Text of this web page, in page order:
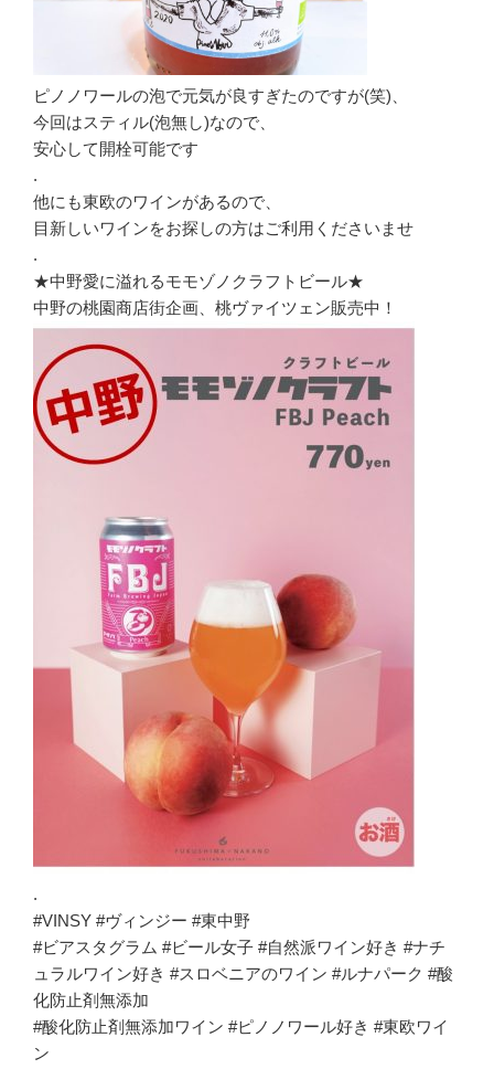
ピノノワールの泡で元気が良すぎたのですが(笑)、
今回はスティル(泡無し)なので、
安心して開栓可能です
.
他にも東欧のワインがあるので、
目新しいワインをお探しの方はご利用くださいませ
.
★中野愛に溢れるモモゾノクラフトビール★
中野の桃園商店街企画、桃ヴァイツェン販売中！
.
#VINSY #ヴィンジー #東中野
#ビアスタグラム #ビール女子 #自然派ワイン好き #ナチ
ュラルワイン好き #スロベニアのワイン #ルナパーク #酸
化防止剤無添加
#酸化防止剤無添加ワイン #ピノノワール好き #東欧ワイ
ン